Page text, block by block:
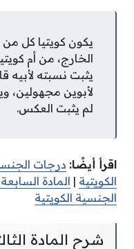
يكون كويتيا كل من
الخارج، من أم
يثبت نسبته لأبيه
لأبوين مجهولين،
لم يثبت العكس.
اقرأ أيضًا: درجات
الكويتية | المادة السابعة فقرة ٣
الجنسية الكويتية
شرح المادة